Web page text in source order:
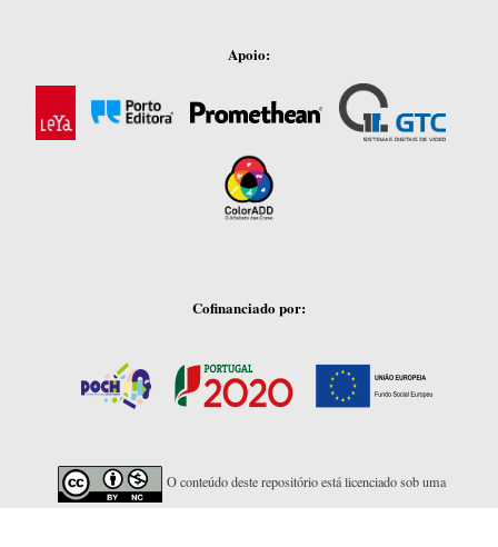
Apoio:
Cofinanciado por:
O conteúdo deste repositório está licenciado sob uma